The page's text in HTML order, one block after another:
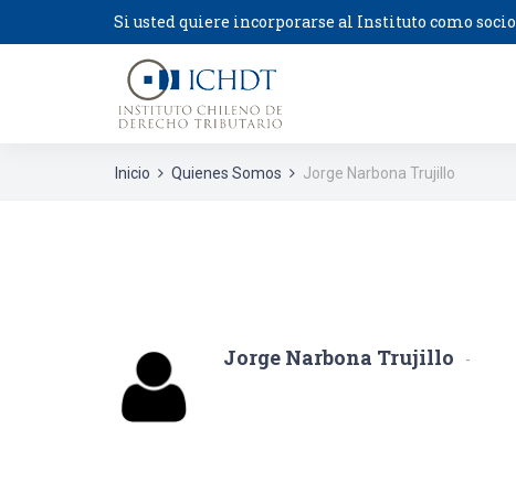
Si usted quiere incorporarse al Instituto como socio
Inicio Quienes Somos Jorge Narbona Trujillo
Jorge Narbona Trujillo